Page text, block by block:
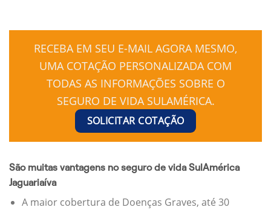
RECEBA EM SEU E-MAIL AGORA MESMO,
UMA COTAÇÃO PERSONALIZADA COM
TODAS AS INFORMAÇÕES SOBRE O
SEGURO DE VIDA SULAMÉRICA.
SOLICITAR COTAÇÃO
São muitas vantagens no seguro de vida SulAmérica
Jaguariaíva
A maior cobertura de Doenças Graves, até 30